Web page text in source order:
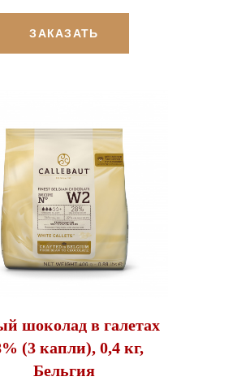
ЗАКАЗАТЬ
шоколад в галетах
(3 капли), 0,4 кг,
Бельгия